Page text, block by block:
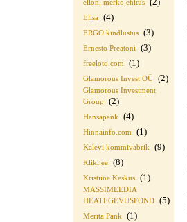
elion, merko ehitus
Elisa (4)
ERGO kindlustus (3)
Ernesto Preatoni (3)
freeloto.com (1)
Glamorous Invest OÜ (2)
Glamorous Investment
Group
(2)
Hansapank (4)
Hinnainfo.com (1)
Kalevi kommivabrik (9)
Kliki.ee (8)
Kristiine Keskus (1)
MASSIMEEDIA
HEATEGEVUSFOND
(5)
Merita Pank (1)